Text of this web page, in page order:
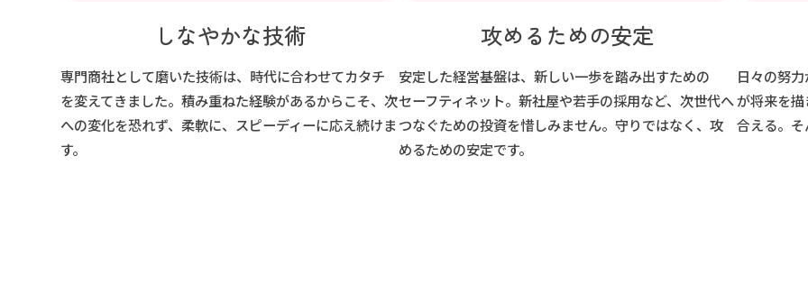
しなやかな技術
専門商社として磨いた技術は、時代に合わせてカタチ
を変えてきました。積み重ねた経験があるからこそ、次
への変化を恐れず、柔軟に、スピーディーに応え続けま
す。
攻めるための安定
安定した経営基盤は、新しい一歩を踏み出すための
セーフティネット。新社屋や若手の採用など、次世代へ
つなぐための投資を惜しみません。守りではなく、攻
めるための安定です。
日々の努
が将来を
合える。